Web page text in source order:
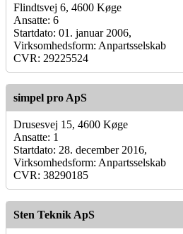
Flindtsvej 6, 4600 Køge
Ansatte: 6
Startdato: 01. januar 2006,
Virksomhedsform: Anpartsselskab
CVR: 29225524
simpel pro ApS
Drusesvej 15, 4600 Køge
Ansatte: 1
Startdato: 28. december 2016,
Virksomhedsform: Anpartsselskab
CVR: 38290185
Sten Teknik ApS